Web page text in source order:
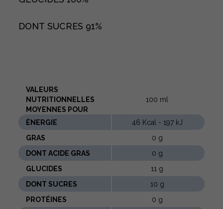
DONT SUCRES 91%
VALEURS
NUTRITIONNELLES
MOYENNES POUR
100 ml
ÉNERGIE
46 Kcal - 197 kJ
GRAS
0 g
DONT ACIDE GRAS
0 g
GLUCIDES
11 g
DONT SUCRES
10 g
PROTÉINES
0 g